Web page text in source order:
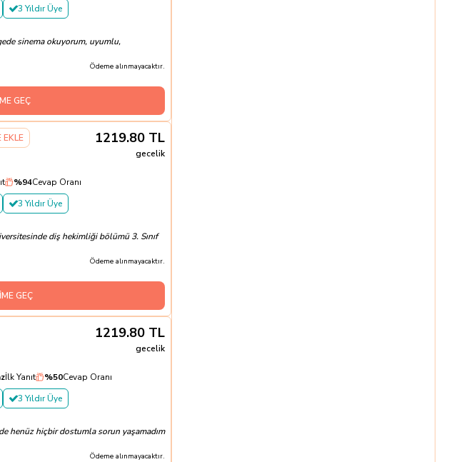
3 Yıldır Üye
sinema okuyorum, uyumlu,
Ödeme alınmayacaktır.
GEÇ
EKLE 1219.80 TL
gecelik
%94Cevap Oranı
3 Yıldır Üye
diş hekimliği bölümü 3. Sınıf
Ödeme alınmayacaktır.
GEÇ
1219.80 TL
gecelik
İlk Yanıt %50Cevap Oranı
3 Yıldır Üye
henüz hiçbir dostumla sorun yaşamadım
Ödeme alınmayacaktır.